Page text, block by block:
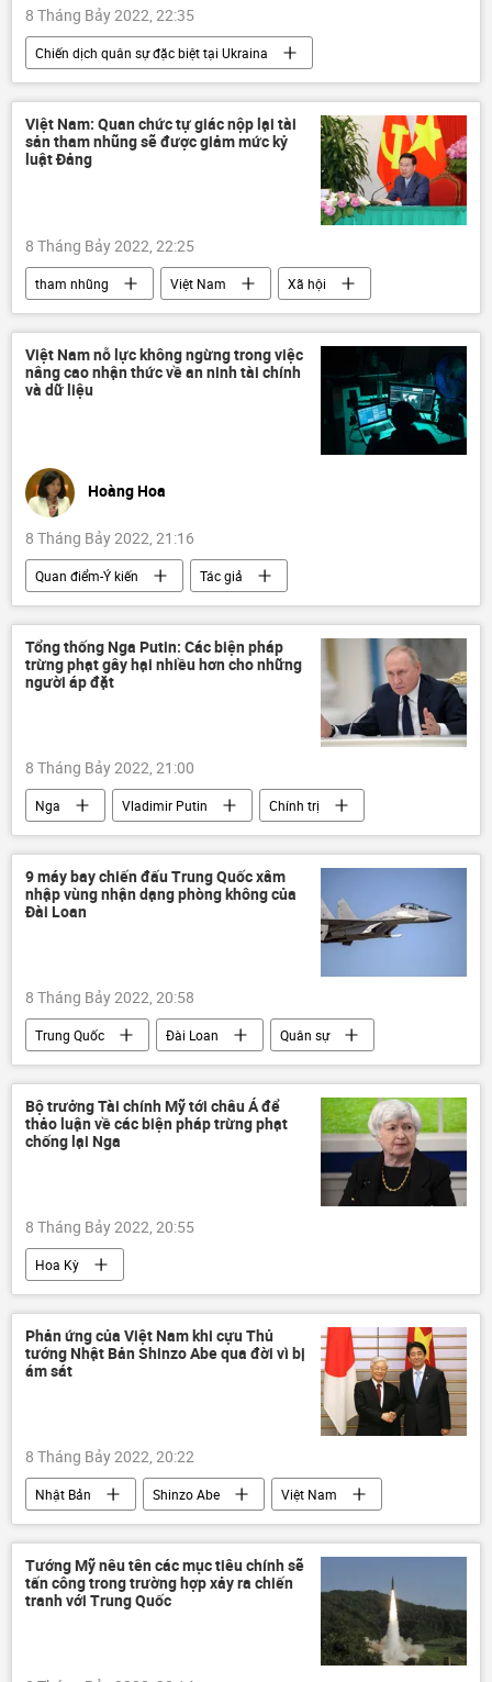
8 Tháng Bảy 2022, 22:35
Chiến dịch quân sự đặc biệt tại Ukraina
Ukraina
Cuộc khủng hoảng ở Ukraina
Báo chí thế giới
Afghanistan
Hoa Kỳ
Anh
Nga
Việt Nam: Quan chức tự giác nộp lại tài
sản tham nhũng sẽ được giảm mức kỷ
luật Đảng
8 Tháng Bảy 2022, 22:25
tham nhũng Việt Nam
Xã hội
Đảng Cộng sản Việt Nam
Võ Văn Thưởng
Việt Nam nỗ lực không ngừng trong việc
nâng cao nhận thức về an ninh tài chính
và dữ liệu
Hoàng Hoa
8 Tháng Bảy 2022, 21:16
Quan điểm-Ý kiến
Tác giả
Kaspersky
an ninh mạng
Việt Nam
chuyên gia
Tổng thống Nga Putin: Các biện pháp
trừng phạt gây hại nhiều hơn cho những
người áp đặt
8 Tháng Bảy 2022, 21:00
Nga Vladimir Putin
Chính trị
Các biện pháp trừng phạt chống Nga
Châu Âu
Kinh tế
9 máy bay chiến đấu Trung Quốc xâm
nhập vùng nhận dạng phòng không của
Đài Loan
8 Tháng Bảy 2022, 20:58
Trung Quốc Đài Loan
Quân sự
Chính trị
Thế giới PLA
Bộ trưởng Tài chính Mỹ tới châu Á để
thảo luận về các biện pháp trừng phạt
chống lại Nga
8 Tháng Bảy 2022, 20:55
Hoa Kỳ
Các biện pháp trừng phạt chống Nga
Nga
Châu Á
Bộ trưởng Tài chính Mỹ
Chính trị
Thế giới
Phản ứng của Việt Nam khi cựu Thủ
tướng Nhật Bản Shinzo Abe qua đời vì bị
ám sát
8 Tháng Bảy 2022, 20:22
Nhật Bản Shinzo Abe
Việt Nam
Chính trị
Vụ ám sát cựu Thủ tướng Nhật Bản Shinzo Abe
Tướng Mỹ nêu tên các mục tiêu chính sẽ
tấn công trong trường hợp xảy ra chiến
tranh với Trung Quốc